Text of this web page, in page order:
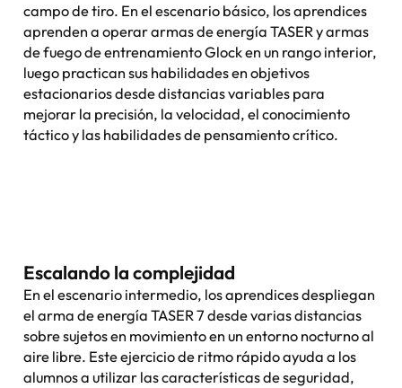
campo de tiro. En el escenario básico, los aprendices
aprenden a operar armas de energía TASER y armas
de fuego de entrenamiento Glock en un rango interior,
luego practican sus habilidades en objetivos
estacionarios desde distancias variables para
mejorar la precisión, la velocidad, el conocimiento
táctico y las habilidades de pensamiento crítico.
Escalando la complejidad
En el escenario intermedio, los aprendices despliegan
el arma de energía TASER 7 desde varias distancias
sobre sujetos en movimiento en un entorno nocturno al
aire libre. Este ejercicio de ritmo rápido ayuda a los
alumnos a utilizar las características de seguridad,